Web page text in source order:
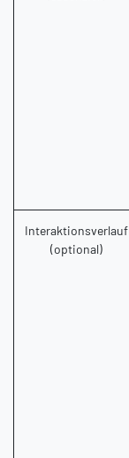
Interaktionsverlauf
(optional)